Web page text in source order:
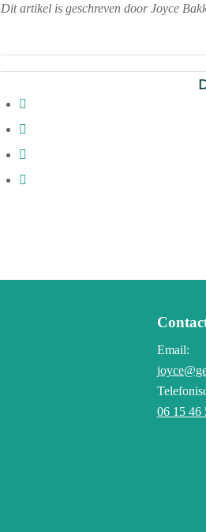
Dit artikel is geschreven door Joyce
Email:
06 15 46